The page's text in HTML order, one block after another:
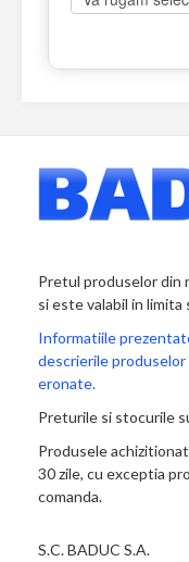
Pretul produselor din
si este valabil in
Informatiile
descrierile
eronate.
Preturile si stocurile
Produsele
30 zile, cu exceptia
comanda.
S.C. BADUC S.A.